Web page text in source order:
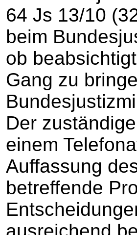
64 Js 13/10
beim
ob
Gang zu
Der
einem
Auffassung
betreffende